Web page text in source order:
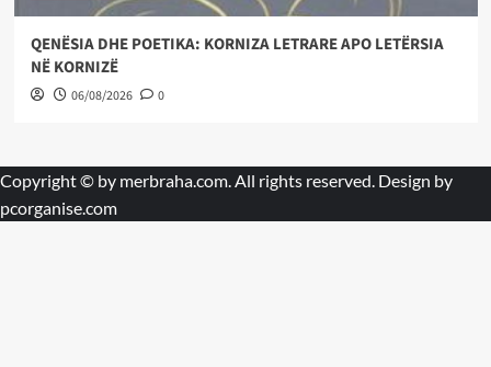
QENËSIA DHE POETIKA: KORNIZA LETRARE APO LETËRSIA
NË KORNIZË
06/08/2026 0
Copyright © by merbraha.com. All rights reserved. Design by
pcorganise.com